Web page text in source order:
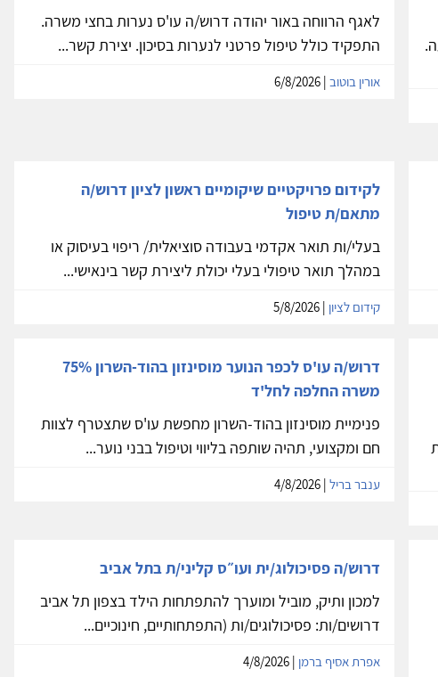
לשעה.
לאגף הרווחה באור יהודה דרוש/ה עו'ס נערות בחצי משרה.
התפקיד כולל טיפול פרטני לנערות בסיכון. יצירת קשר...
אורין בוטוב | 6/8/2026
לקידום פרויקטיים שיקומיים ראשון לציון דרוש/ה
מתאם/ת טיפול
בעלי/ות תואר אקדמי בעבודה סוציאלית/ ריפוי בעיסוק או
במהלך תואר טיפולי בעלי יכולת ליצירת קשר בינאישי...
קידום לציון | 5/8/2026
דרוש/ה עו'ס לכפר הנוער מוסינזון בהוד-השרון 75%
משרה החלפה לחל'ד
פנימיית מוסינזון בהוד-השרון מחפשת עו'ס שתצטרף לצוות
חם ומקצועי, תהיה שותפה בליווי וטיפול בבני נוער...
ענבר בריל | 4/8/2026
דרוש/ה פסיכולוג/ית ועו״ס קליני/ת בתל אביב
למכון ותיק, מוביל ומוערך להתפתחות הילד בצפון תל אביב
דרושים/ות: פסיכולוגים/ות (התפתחותיים, חינוכיים...
אפרת אסיף ברמן | 4/8/2026